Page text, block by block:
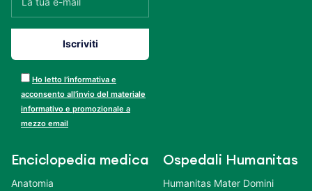
Ho letto l’informativa e
acconsento all’invio del materiale
informativo e promozionale a
mezzo email
Enciclopedia medica
Anatomia
Ospedali Humanitas
Humanitas Mater Domini